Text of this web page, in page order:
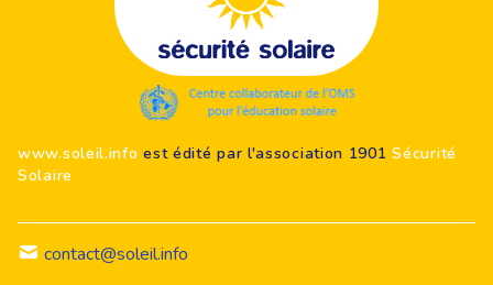
www.soleil.info est édité par l'association 1901Sécurité
Solaire
contact@soleil.info